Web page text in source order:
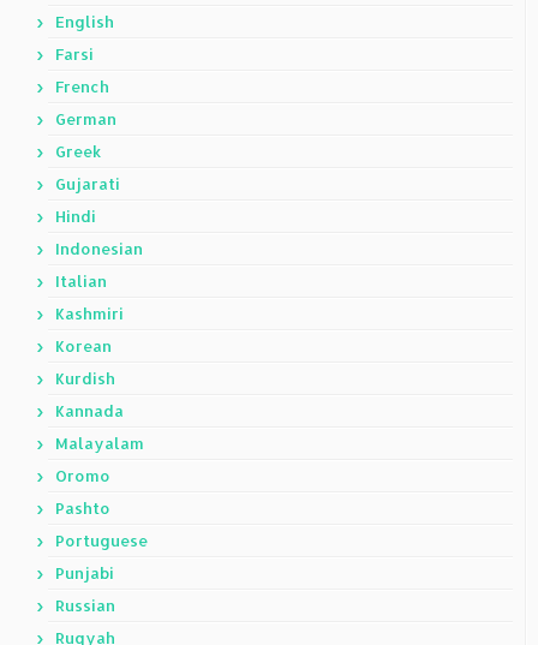
English
Farsi
French
German
Greek
Gujarati
Hindi
Indonesian
Italian
Kashmiri
Korean
Kurdish
Kannada
Malayalam
Oromo
Pashto
Portuguese
Punjabi
Russian
Ruqyah